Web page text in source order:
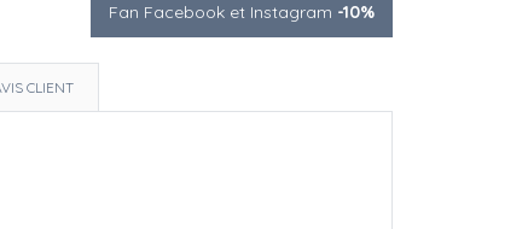
Fan Facebook et Instagram -10%
CLIENT